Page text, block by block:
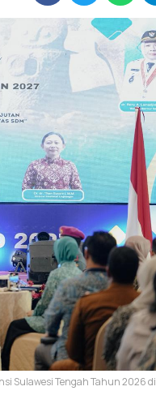
Sulawesi Tengah Tahun 2026 di